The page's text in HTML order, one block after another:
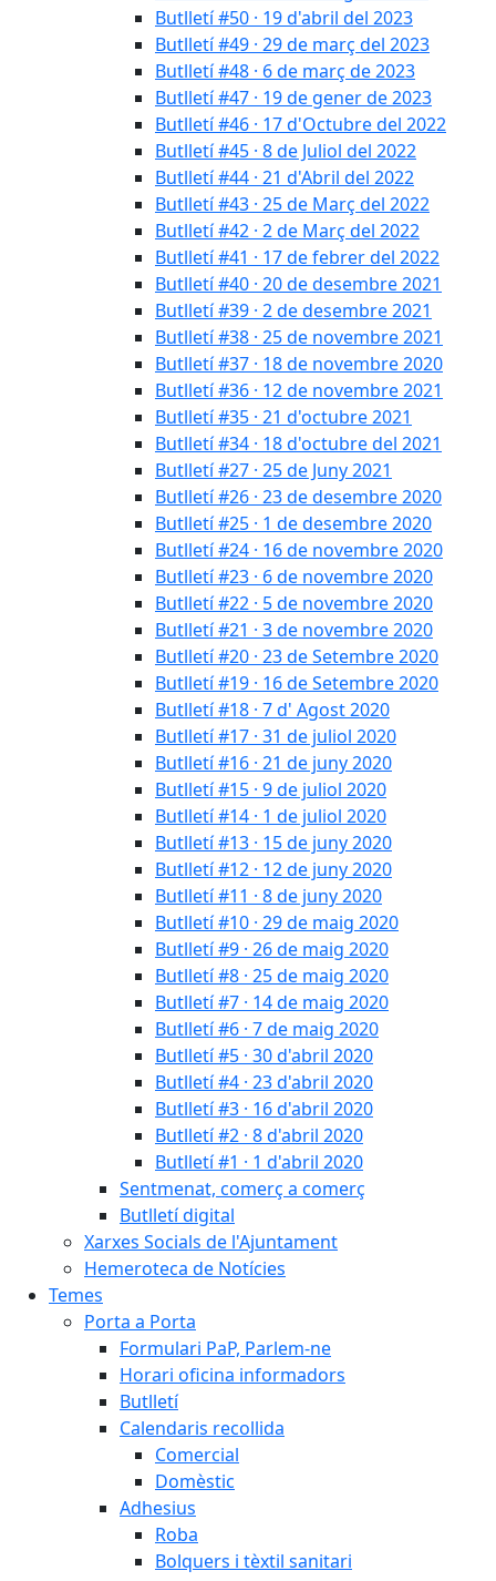
Butlletí #50 · 19 d'abril del 2023
Butlletí #49 · 29 de març del 2023
Butlletí #48 · 6 de març de 2023
Butlletí #47 · 19 de gener de 2023
Butlletí #46 · 17 d'Octubre del 2022
Butlletí #45 · 8 de Juliol del 2022
Butlletí #44 · 21 d'Abril del 2022
Butlletí #43 · 25 de Març del 2022
Butlletí #42 · 2 de Març del 2022
Butlletí #41 · 17 de febrer del 2022
Butlletí #40 · 20 de desembre 2021
Butlletí #39 · 2 de desembre 2021
Butlletí #38 · 25 de novembre 2021
Butlletí #37 · 18 de novembre 2020
Butlletí #36 · 12 de novembre 2021
Butlletí #35 · 21 d'octubre 2021
Butlletí #34 · 18 d'octubre del 2021
Butlletí #27 · 25 de Juny 2021
Butlletí #26 · 23 de desembre 2020
Butlletí #25 · 1 de desembre 2020
Butlletí #24 · 16 de novembre 2020
Butlletí #23 · 6 de novembre 2020
Butlletí #22 · 5 de novembre 2020
Butlletí #21 · 3 de novembre 2020
Butlletí #20 · 23 de Setembre 2020
Butlletí #19 · 16 de Setembre 2020
Butlletí #18 · 7 d' Agost 2020
Butlletí #17 · 31 de juliol 2020
Butlletí #16 · 21 de juny 2020
Butlletí #15 · 9 de juliol 2020
Butlletí #14 · 1 de juliol 2020
Butlletí #13 · 15 de juny 2020
Butlletí #12 · 12 de juny 2020
Butlletí #11 · 8 de juny 2020
Butlletí #10 · 29 de maig 2020
Butlletí #9 · 26 de maig 2020
Butlletí #8 · 25 de maig 2020
Butlletí #7 · 14 de maig 2020
Butlletí #6 · 7 de maig 2020
Butlletí #5 · 30 d'abril 2020
Butlletí #4 · 23 d'abril 2020
Butlletí #3 · 16 d'abril 2020
Butlletí #2 · 8 d'abril 2020
Butlletí #1 · 1 d'abril 2020
Sentmenat, comerç a comerç
Butlletí digital
Xarxes Socials de l'Ajuntament
Hemeroteca de Notícies
Temes
Porta a Porta
Formulari PaP, Parlem-ne
Horari oficina informadors
Butlletí
Calendaris recollida
Comercial
Domèstic
Adhesius
Roba
Bolquers i tèxtil sanitari